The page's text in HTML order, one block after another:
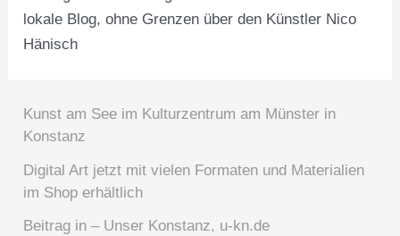
lokale Blog, ohne Grenzen über den Künstler Nico
Hänisch
Kunst am See im Kulturzentrum am Münster in
Konstanz
Digital Art jetzt mit vielen Formaten und Materialien
im Shop erhältlich
Beitrag in – Unser Konstanz, u-kn.de